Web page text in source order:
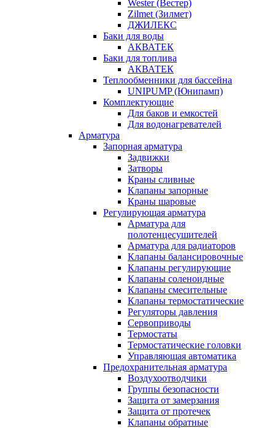
Wester (Вестер)
Zilmet (Зилмет)
ДЖИЛЕКС
Баки для воды
АКВАТЕК
Баки для топлива
АКВАТЕК
Теплообменники для бассейна
UNIPUMP (Юнипамп)
Комплектующие
Для баков и емкостей
Для водонагревателей
Арматура
Запорная арматура
Задвижки
Затворы
Краны сливные
Клапаны запорные
Краны шаровые
Регулирующая арматура
Арматура для
полотенцесушителей
Арматура для радиаторов
Клапаны балансировочные
Клапаны регулирующие
Клапаны соленоидные
Клапаны смесительные
Клапаны термостатические
Регуляторы давления
Сервоприводы
Термостаты
Термостатические головки
Управляющая автоматика
Предохранительная арматура
Воздухоотводчики
Группы безопасности
Защита от замерзания
Защита от протечек
Клапаны обратные